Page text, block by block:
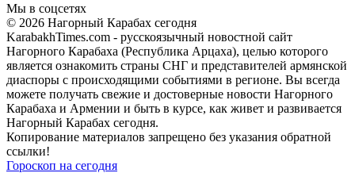
Мы в соцсетях
© 2026 Нагорный Карабах сегодня
KarabakhTimes.com - русскоязычный новостной сайт
Нагорного Карабаха (Республика Арцаха), целью которого
является ознакомить страны СНГ и представителей армянской
диаспоры с происходящими событиями в регионе. Вы всегда
можете получать свежие и достоверные новости Нагорного
Карабаха и Армении и быть в курсе, как живет и развивается
Нагорный Карабах сегодня.
Копирование материалов запрещено без указания обратной
ссылки!
Гороскоп на сегодня